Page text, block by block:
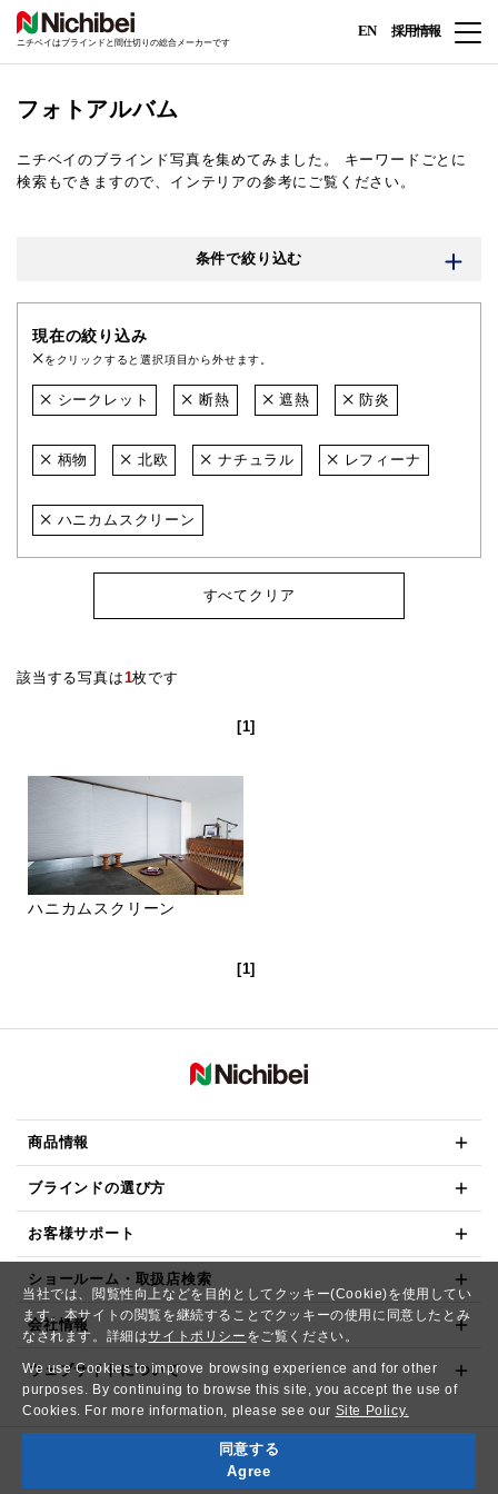
当社では、閲覧性向上などを目的としてクッキー(Cookie)を使用してい
ます。本サイトの閲覧を継続することでクッキーの使用に同意したとみ
なされます。詳細はサイトポリシー をご覧ください。
We use Cookies to improve browsing experience and for other
purposes. By continuing to browse this site, you accept the use of
Cookies. For more information, please see our Site Policy.
同意する
Agree
ニチベイはブラインドと間仕切りの総合メーカーです
EN 採用情報
フォトアルバム
ニチベイのブラインド写真を集めてみました。
キーワードごとに
検索もできますので、インテリアの参考にご覧ください。
条件で絞り込む
現在の絞り込み
をクリックすると選択項目から外せます。
シークレット 断熱 遮熱 防炎
柄物 北欧 ナチュラル レフィーナ
ハニカムスクリーン
すべてクリア
該当する写真は1枚です
[1]
ハニカムスクリーン
[1]
商品情報
ブラインドの選び方
お客様サポート
ショールーム・取扱店検索
会社情報
ウェブサイトについて
Copyright© NICHIBEI CO.,LTD. All Rights Reserved.